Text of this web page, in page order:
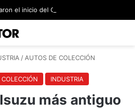
/AUTOS DE COLECCIÓN
INDUSTRIA
más antiguo